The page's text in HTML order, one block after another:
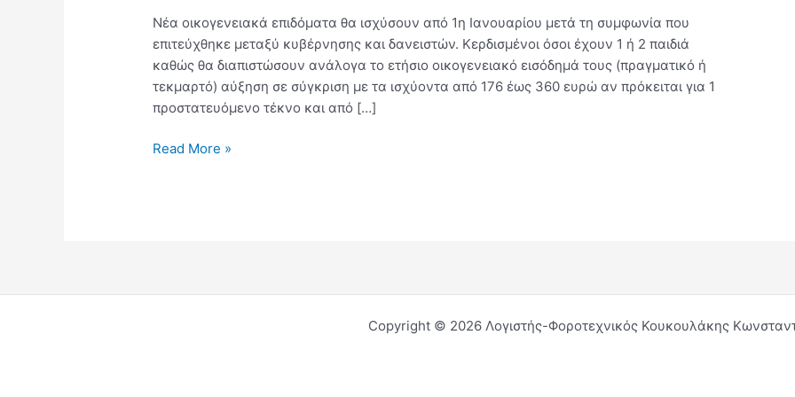
Νέα οικογενειακά επιδόματα θα ισχύσουν από 1η Ιανουαρίου μετά τη συμφωνία που
επιτεύχθηκε μεταξύ κυβέρνησης και δανειστών. Κερδισμένοι όσοι έχουν 1 ή 2 παιδιά
καθώς θα διαπιστώσουν ανάλογα το ετήσιο οικογενειακό εισόδημά τους (πραγματικό ή
τεκμαρτό) αύξηση σε σύγκριση με τα ισχύοντα από 176 έως 360 ευρώ αν πρόκειται για 1
προστατευόμενο τέκνο και από […]
Read More »
Copyright © 2026 Λογιστής-Φοροτεχνικός Κουκουλάκης